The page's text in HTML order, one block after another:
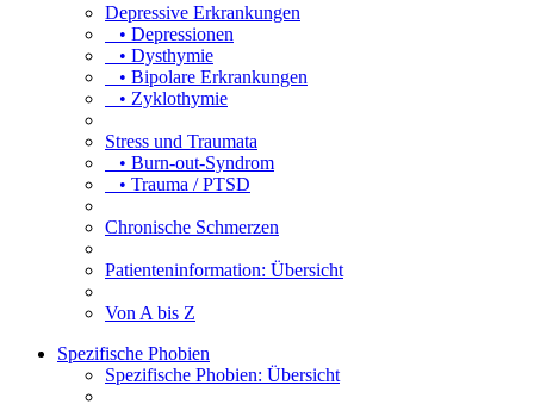
Depressive Erkrankungen
• Depressionen
• Dysthymie
• Bipolare Erkrankungen
• Zyklothymie
Stress und Traumata
• Burn-out-Syndrom
• Trauma / PTSD
Chronische Schmerzen
Patienteninformation: Übersicht
Von A bis Z
Spezifische Phobien
Spezifische Phobien: Übersicht